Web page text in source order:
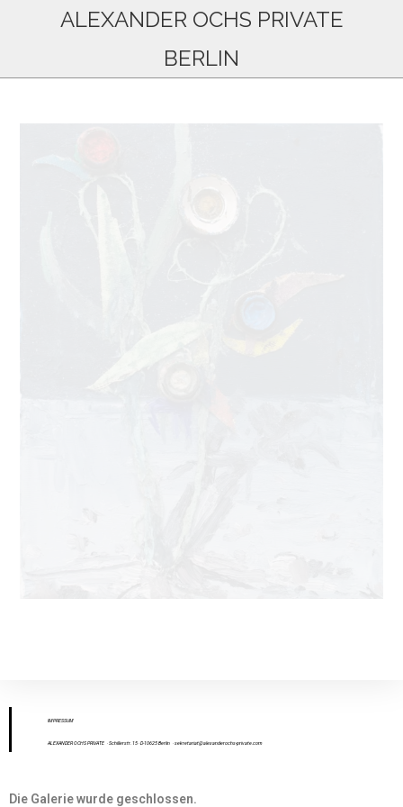
ALEXANDER OCHS PRIVATE
BERLIN
IMPRESSUM
ALEXANDER OCHS PRIVATE · Schillerstr. 15 · D-10625 Berlin ·sekretariat@alexanderochs-private.com
Die Galerie wurde geschlossen.